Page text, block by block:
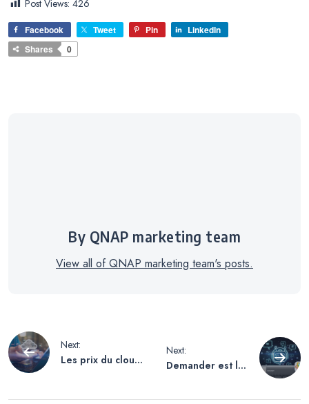
Post Views: 426
Facebook Tweet Pin
LinkedIn
Shares
0
By QNAP marketing team
View all of QNAP marketing team's posts.
Navigation
de
Next:
Les prix du cloud
Next:
Demander est la
rapide !